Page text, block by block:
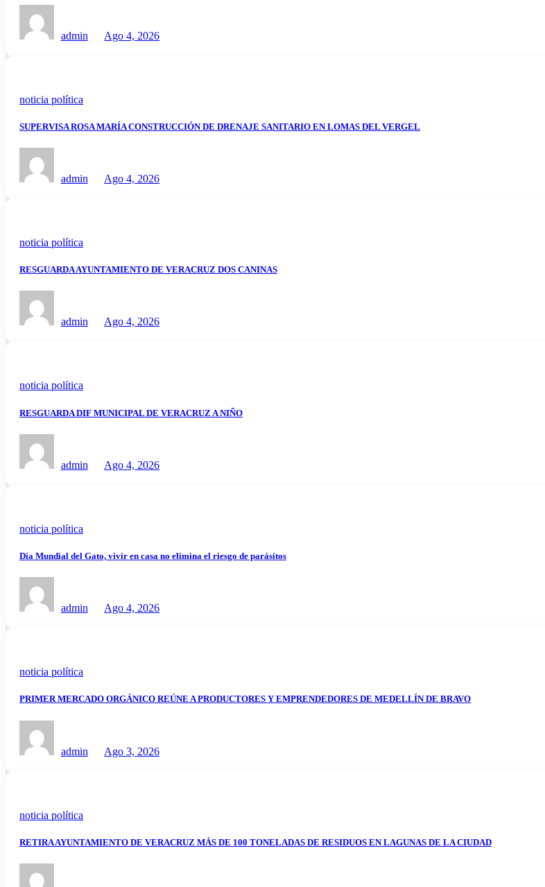
admin Ago 4, 2026
noticia política
SUPERVISA ROSA MARÍA CONSTRUCCIÓN DE DRENAJE SANITARIO EN LOMAS DEL VERGEL
admin Ago 4, 2026
noticia política
RESGUARDA AYUNTAMIENTO DE VERACRUZ DOS CANINAS
admin Ago 4, 2026
noticia política
RESGUARDA DIF MUNICIPAL DE VERACRUZ A NIÑO
admin Ago 4, 2026
noticia política
Día Mundial del Gato, vivir en casa no elimina el riesgo de parásitos
admin Ago 4, 2026
noticia política
PRIMER MERCADO ORGÁNICO REÚNE A PRODUCTORES Y EMPRENDEDORES DE MEDELLÍN DE BRAVO
admin Ago 3, 2026
noticia política
RETIRA AYUNTAMIENTO DE VERACRUZ MÁS DE 100 TONELADAS DE RESIDUOS EN LAGUNAS DE LA CIUDAD